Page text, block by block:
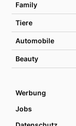
Family
Tiere
Automobile
Beauty
Werbung
Jobs